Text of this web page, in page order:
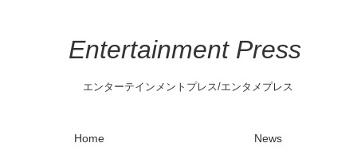
Entertainment Press
エンターテインメントプレス/エンタメプレス
Home News